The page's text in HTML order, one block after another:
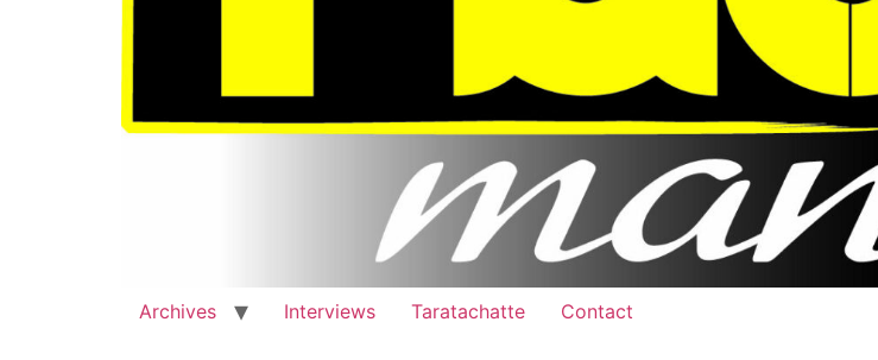
Archives Interviews Taratachatte Contact